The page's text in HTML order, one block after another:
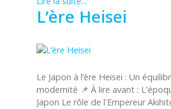
L’ère Heisei
Le Japon à l’ère Heisei : Un
modernité 📌 À lire avant :
Japon Le rôle de l'Empereur